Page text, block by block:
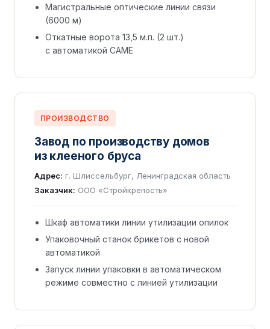
Магистральные оптические линии связи
(6000 м)
Откатные ворота 13,5 м.п. (2 шт.)
с автоматикой CAME
ПРОИЗВОДСТВО
Завод по производству домов
из клееного бруса
Адрес: г. Шлиссельбург, Ленинградская область
Заказчик: ООО «Стройкрепость»
Шкаф автоматики линии утилизации опилок
Упаковочный станок брикетов с новой
автоматикой
Запуск линии упаковки в автоматическом
режиме совместно с линией утилизации